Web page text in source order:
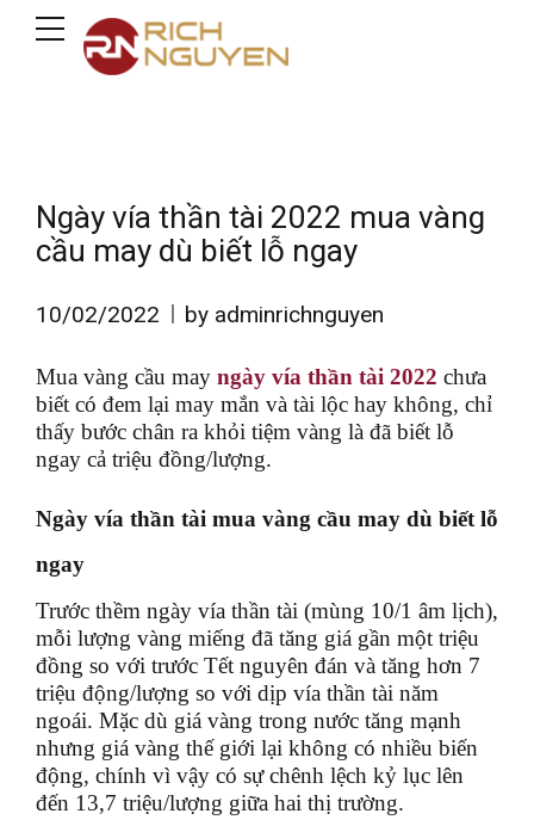
Ngày vía thần tài 2022 mua vàng
cầu may dù biết lỗ ngay
10/02/2022 by adminrichnguyen
Mua vàng cầu may ngày vía thần tài 2022 chưa
biết có đem lại may mắn và tài lộc hay không, chỉ
thấy bước chân ra khỏi tiệm vàng là đã biết lỗ
ngay cả triệu đồng/lượng.
Ngày vía thần tài mua vàng cầu may dù biết lỗ
ngay
Trước thềm ngày vía thần tài (mùng 10/1 âm lịch),
mỗi lượng vàng miếng đã tăng giá gần một triệu
đồng so với trước Tết nguyên đán và tăng hơn 7
triệu động/lượng so với dịp vía thần tài năm
ngoái. Mặc dù giá vàng trong nước tăng mạnh
nhưng giá vàng thế giới lại không có nhiều biến
động, chính vì vậy có sự chênh lệch kỷ lục lên
đến 13,7 triệu/lượng giữa hai thị trường.